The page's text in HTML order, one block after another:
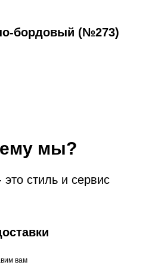
бордовый (№273)
мы?
стиль и сервис
вам